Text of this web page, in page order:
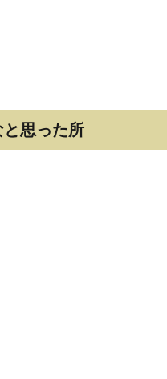
思った所